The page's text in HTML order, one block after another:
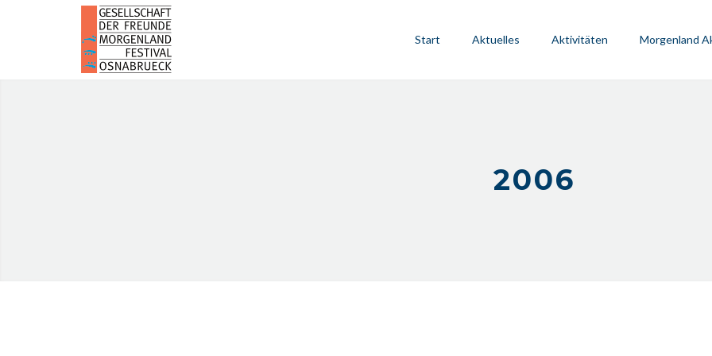
Start Aktuelles Aktivitäten Morgenland
2006